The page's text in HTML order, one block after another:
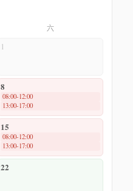
六
1
8
08:00-12:00
13:00-17:00
15
08:00-12:00
13:00-17:00
22